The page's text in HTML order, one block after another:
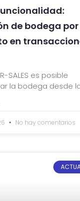
de bodega por
en
SALES es posible
la bodega desde
No hay comentarios